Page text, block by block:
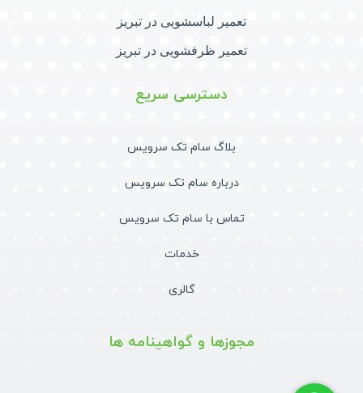
تعمیر لباسشویی در تبریز
تعمیر ظرفشویی در تبریز
دسترسی سریع
بلاگ سام تک سرویس
درباره سام تک سرویس
تماس با سام تک سرویس
خدمات
گالری
مجوزها و گواهینامه ها